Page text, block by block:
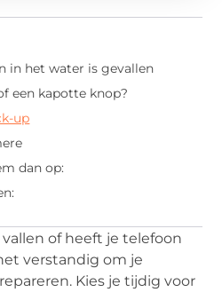
in het water is gevallen
een kapotte knop?
up
dan op:
of heeft je telefoon
verstandig om je
Kies je tijdig voor